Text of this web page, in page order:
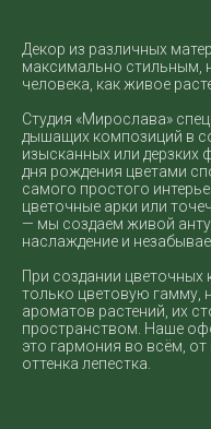
Декор из различных
максимально стильным,
человека, как живое
Студия «Мирослава»
дышащих композиций в
изысканных или
дня рождения цветами
самого простого
цветочные арки или
— мы создаем живой
наслаждение и
При создании
только цветовую гамму,
ароматов растений, их
пространством. Наше
это гармония во всём, от
оттенка лепестка.